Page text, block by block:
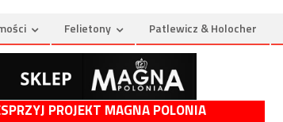
Felietony Patlewicz & Holocher
PROJEKT MAGNA POLONIA